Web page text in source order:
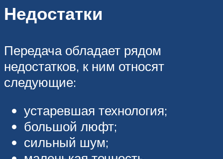
Недостатки
Передача обладает рядом
недостатков, к ним относят
следующие:
устаревшая технология;
большой люфт;
сильный шум;